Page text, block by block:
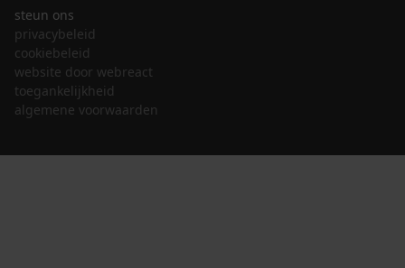
steun ons
privacybeleid
cookiebeleid
website door webreact
toegankelijkheid
algemene voorwaarden